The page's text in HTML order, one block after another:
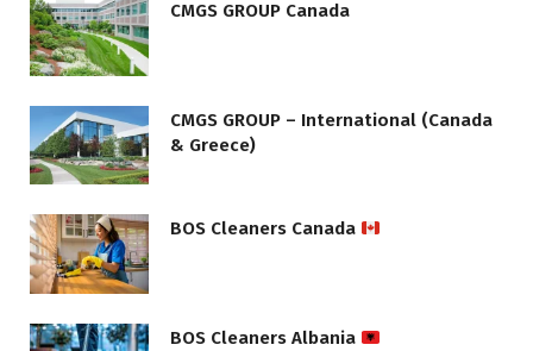
CMGS GROUP Canada
CMGS GROUP – International (Canada
& Greece)
BOS Cleaners Canada
BOS Cleaners Albania